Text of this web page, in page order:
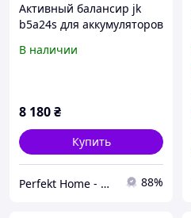
Активный балансир jk
b5a24s для аккумуляторов
24s на ток 5a buzyna
В наличии
8 180₴
Купить
Perfekt Home - интернет магазин 88%